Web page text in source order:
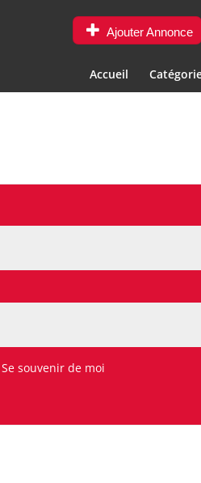
Ajouter Annonce
Accueil
Se souvenir de moi